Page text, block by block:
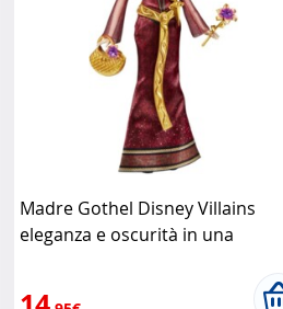
Madre Gothel Disney Villains
eleganza e oscurità in una